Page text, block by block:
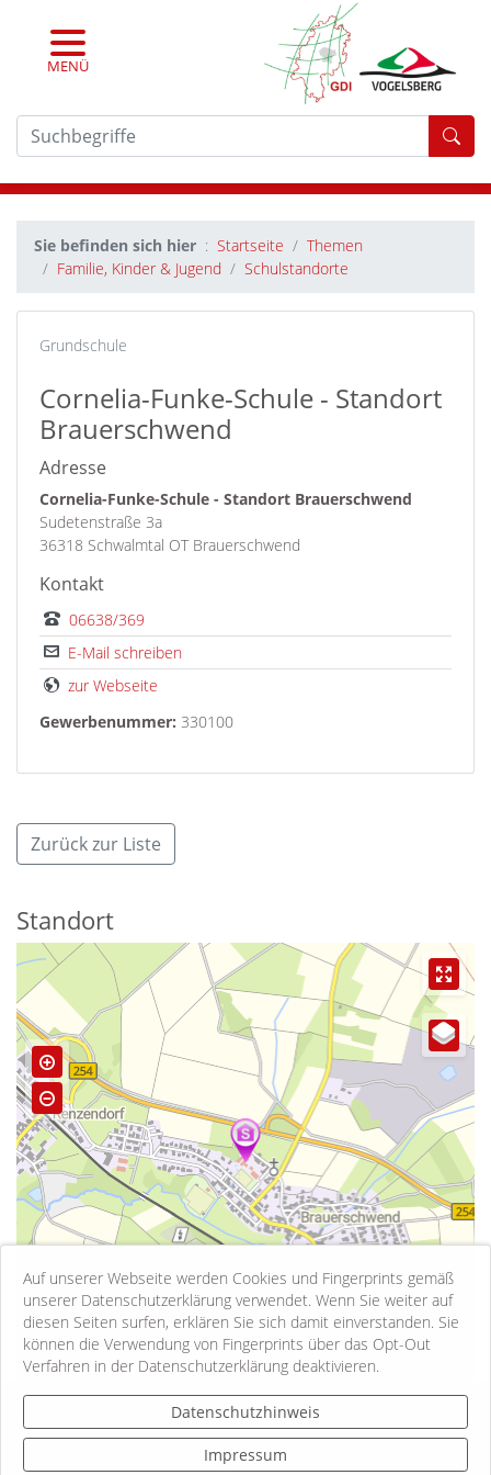
Auf unserer Webseite werden Cookies und Fingerprints gemäß
unserer Datenschutzerklärung verwendet. Wenn Sie weiter auf
diesen Seiten surfen, erklären Sie sich damit einverstanden. Sie
können die Verwendung von Fingerprints über das Opt-Out
Verfahren in der Datenschutzerklärung deaktivieren.
Datenschutzhinweis
Impressum
MENÜ
Sie befinden sich hier Startseite
Themen
Familie, Kinder & Jugend
Schulstandorte
Grundschule
Cornelia-Funke-Schule - Standort
Brauerschwend
Adresse
Cornelia-Funke-Schule - Standort Brauerschwend
Sudetenstraße 3a
36318 Schwalmtal OT Brauerschwend
Kontakt
06638/369
E-Mail schreiben
zur Webseite
Gewerbenummer: 330100
Zurück zur Liste
Standort
500 m
Impressum